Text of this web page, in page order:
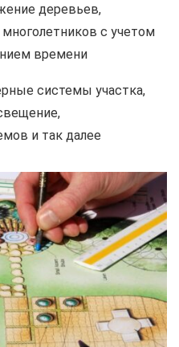
деревьев,
с учетом
времени
системы участка,
и так далее